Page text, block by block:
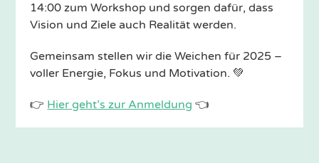
14:00 zum Workshop und sorgen dafür, dass
Vision und Ziele auch Realität werden.
Gemeinsam stellen wir die Weichen für 2025 –
voller Energie, Fokus und Motivation. 💚
👉 Hier geht’s zur Anmeldung 👈